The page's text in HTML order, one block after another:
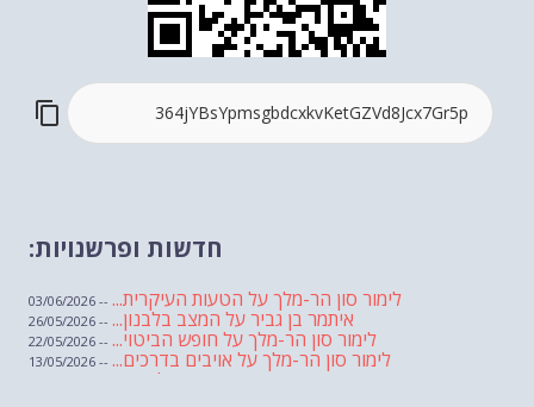
חדשות ופרשנויות:
לימור סון הר-מלך על הטעות העיקרית... -- 03/06/2026
איתמר בן גביר על המצב בלבנון... -- 26/05/2026
לימור סון הר-מלך על חופש הביטוי... -- 22/05/2026
לימור סון הר-מלך על אויבים בדרכים... -- 13/05/2026
שבועת אמונים לדעאש